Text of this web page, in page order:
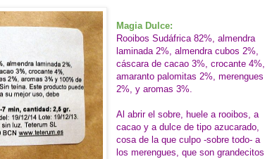
Magia Dulce:
Rooibos Sudáfrica 82%, almendra
laminada 2%, almendra cubos 2%,
cáscara de cacao 3%, crocante 4%,
amaranto palomitas 2%, merengues
2%, y aromas 3%.
Al abrir el sobre, huele a rooibos, a
cacao y a dulce de tipo azucarado,
cosa de la que culpo -sobre todo- a
los merengues, que son grandecitos